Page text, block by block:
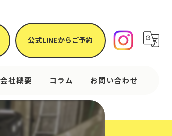
公式LINEからご予約
会社概要 コラム お問い合わせ